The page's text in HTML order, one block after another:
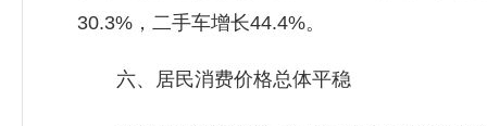
30.3%，二手车增长44.4%。
六、居民消费价格总体平稳